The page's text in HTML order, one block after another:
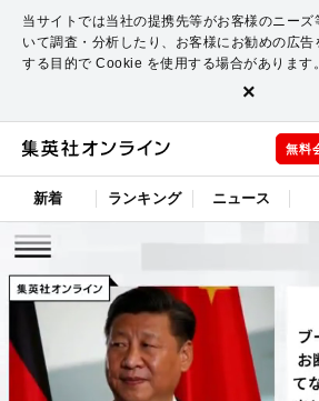
当サイトでは当社の提携先等がお客様のニーズ
いて調査・分析したり、お客様にお勧めの広告
する目的で Cookie を使用する場合があります。
×
無料
新着 ランキング ニュース